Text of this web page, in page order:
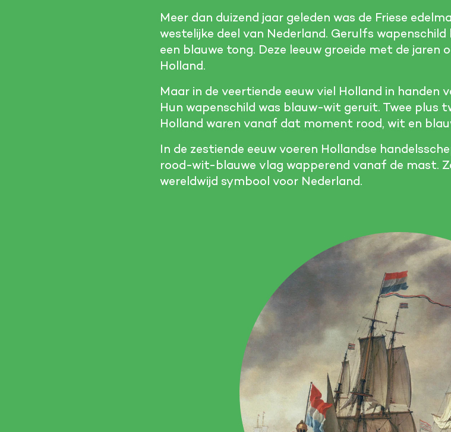
Meer dan duizend jaar geleden was de Friese
westelijke deel van Nederland. Gerulfs
een blauwe tong. Deze leeuw groeide met de
Holland.
Maar in de veertiende eeuw viel Holland in handen
Hun wapenschild was blauw-wit geruit. Twee plus
Holland waren vanaf dat moment rood, wit en
In de zestiende eeuw voeren Hollandse
rood-wit-blauwe vlag wapperend vanaf de mast.
wereldwijd symbool voor Nederland.